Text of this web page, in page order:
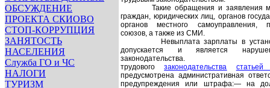
ОБСУЖДЕНИЕ
ПРОЕКТА СКИОВО
СТОП-КОРРУПЦИЯ
ЗАНЯТОСТЬ
НАСЕЛЕНИЯ
Служба ГО и ЧС
НАЛОГИ
ТУРИЗМ
Такие обращения и заявления
граждан, юридических лиц, органов
органов местного самоуправления,
союзов, а также из СМИ.
Невыплата зарплаты в
допускается и является
законодательства.
трудового
законодательства
предусмотрена административная
предупреждения или штрафа:— на